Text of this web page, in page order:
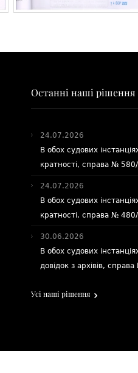
Останні наші рішення
24.07.2026
В обох судових
кратності, справа №
24.07.2026
В обох судових
кратності, справа №
30.06.2026
В обох судових
довідок з архівів,
Усі наші рішення